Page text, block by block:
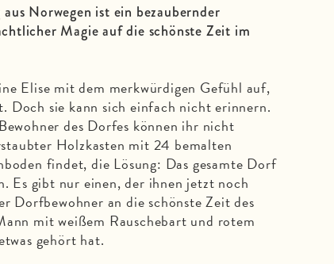
Norwegen ist ein bezaubernder
Magie auf die schönste Zeit im
Elise mit dem merkwürdigen Gefühl auf,
Doch sie kann sich einfach nicht erinnern.
des Dorfes können ihr nicht
Holzkasten mit 24 bemalten
findet, die Lösung: Das gesamte Dorf
Es gibt nur einen, der ihnen jetzt noch
Dorfbewohner an die schönste Zeit des
mit weißem Rauschebart und rotem
gehört hat.